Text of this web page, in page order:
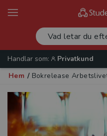
Handlar som:
Privatkund
Hem / Bokrelease